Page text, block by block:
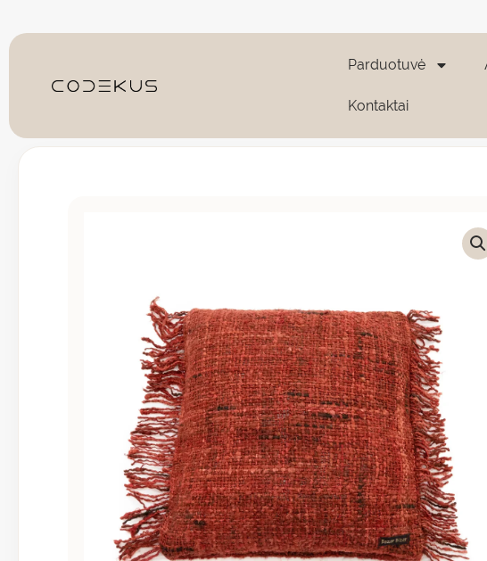
prie
Parduotuvė
Kontaktai